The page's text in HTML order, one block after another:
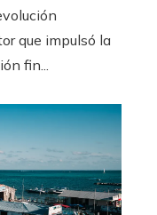
que impulsó la
fin...